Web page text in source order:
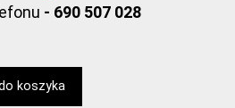
- 690 507 028
koszyka